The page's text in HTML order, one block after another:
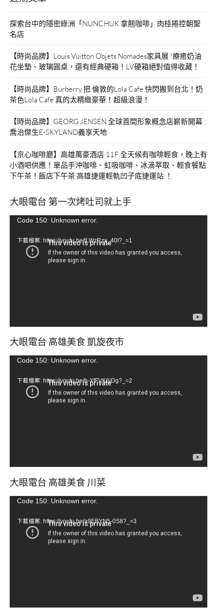
探索台中的隱密綠洲「NUNCHUK 拿翹咖啡」肉桂捲控朝聖
名店
【時尚品牌】Louis Vuitton Objets Nomades家具展 !療癒奶油
花坐墊、玻璃圓桌，還有經典硬箱！LV硬箱絕對值得收藏！
【時尚品牌】Burberry 把 倫敦的Lola Cafe 快閃搬到台北！奶
茶色Lola Cafe 真的太精緻豪華！超級浪漫！
【時尚品牌】GEORG JENSEN 全球首間形象概念店嶄新開幕 :
喬治傑生E-SKYLAND義享天地
【京心咖啡廳】高雄萬豪酒店 11F 全天候有咖啡輕食，晚上有
小酒吧供應！單品手沖咖啡、虹吸咖啡、冰滴萃取、輕食餐點
下午茶！飯店下午茶 高雄捷運輕軌凹子底捷運站 ！
大眼電台 第一次烤吐司就上手
視Code 150: Unknown error.
下載檔案: https://youtu.be/tLWzRzx_40I?_=1
大眼電台 高雄美食 凱旋夜市
視Code 150: Unknown error.
下載檔案: https://youtu.be/b-XfFVK6jDg?_=2
大眼電台 高雄美食 川菜
視Code 150: Unknown error.
下載檔案: https://youtu.be/a9EBYN5-0S8?_=3